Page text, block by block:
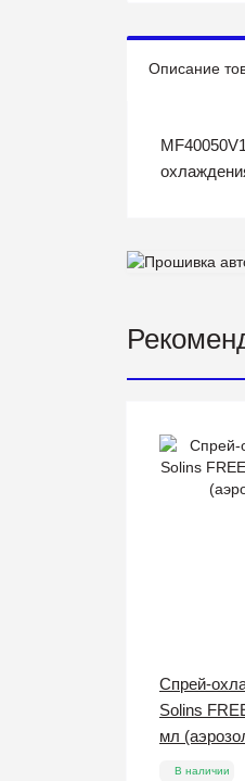
Описание
Спрей-
Solins
мл
В наличии